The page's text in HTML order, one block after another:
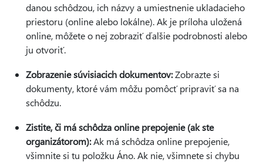
danou schôdzou, ich názvy a umiestnenie ukladacieho
priestoru (online alebo lokálne). Ak je príloha uložená
online, môžete o nej zobraziť ďalšie podrobnosti alebo
ju otvoriť.
Zobrazenie súvisiacich dokumentov:Zobrazte si
dokumenty, ktoré vám môžu pomôcť pripraviť sa na
schôdzu.
Zistite, či má schôdza online prepojenie (ak ste
organizátorom):Ak má schôdza online prepojenie,
všimnite si tu položku Áno. Ak nie, všimnete si chybu